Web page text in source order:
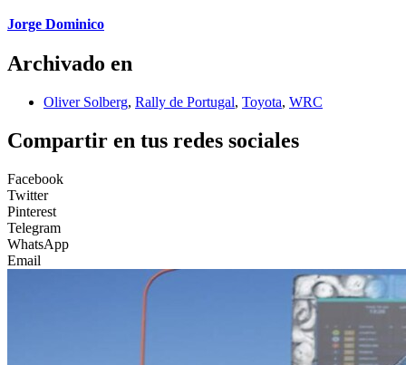
Jorge Dominico
Archivado en
Oliver Solberg, Rally de Portugal, Toyota, WRC
Compartir en tus redes sociales
Facebook
Twitter
Pinterest
Telegram
WhatsApp
Email